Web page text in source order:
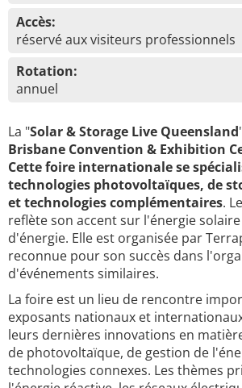
Accès:
réservé aux visiteurs professionnels
Rotation:
annuel
La "Solar & Storage Live Queensland
Brisbane Convention & Exhibition
Cette foire internationale se
technologies photovoltaïques, de
et technologies complémentaires.
reflète son accent sur l'énergie
d'énergie. Elle est organisée par
reconnue pour son succès dans
d'événements similaires.
La foire est un lieu de rencontre
exposants nationaux et
leurs dernières innovations en
de photovoltaïque, de gestion de
technologies connexes. Les thèmes